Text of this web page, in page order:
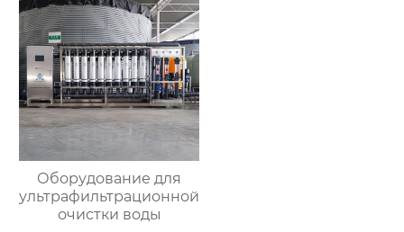
Оборудование для
ультрафильтрационной
очистки воды